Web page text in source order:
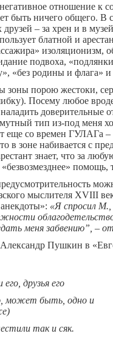
отношение к
быть ничего общего. В
– за хрен и в
блатной и
изоляционизм,
подвоха,
«без родины и флага»
порою жестоки,
Посему любое
доверительные
тип из-под меня
еще со времен ГУЛАГа
в зоне набивается с
знает, что за
помощь,
мыслителя XVIII
«Я спросил
меня забвению”, –
Пушкин в
его, друзья его
может быть, одно и
так и сяк.